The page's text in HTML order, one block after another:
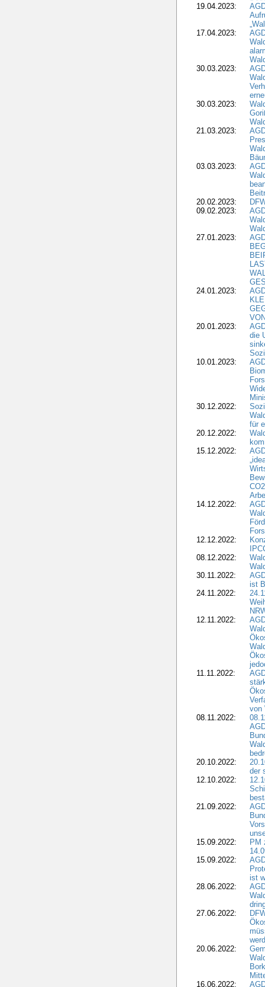
19.04.2023:
17.04.2023:
30.03.2023:
30.03.2023:
21.03.2023:
03.03.2023:
20.02.2023:
09.02.2023:
27.01.2023:
24.01.2023:
20.01.2023:
die
10.01.2023:
30.12.2022:
für
20.12.2022:
15.12.2022:
14.12.2022:
12.12.2022:
08.12.2022:
30.11.2022:
ist
24.11.2022:
12.11.2022:
11.11.2022:
von
08.11.2022:
20.10.2022:
der
12.10.2022:
21.09.2022:
15.09.2022:
PM
15.09.2022:
ist
28.06.2022:
27.06.2022:
20.06.2022:
16.06.2022: